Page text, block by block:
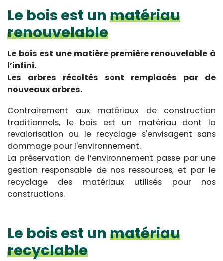
Le bois est un matériau
renouvelable
Le bois est une matière première renouvelable à
l’infini.
Les arbres récoltés sont remplacés par de
nouveaux arbres.
Contrairement aux matériaux de construction
traditionnels, le bois est un matériau dont la
revalorisation ou le recyclage s'envisagent sans
dommage pour l'environnement.
La préservation de l’environnement passe par une
gestion responsable de nos ressources, et par le
recyclage des matériaux utilisés pour nos
constructions.
Le bois est un matériau
recyclable